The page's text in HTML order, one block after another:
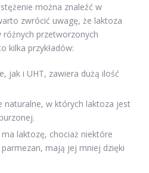
można znaleźć w
zwrócić uwagę, że laktoza
przetworzonych
kilka przykładów:
jak i UHT, zawiera dużą ilość
naturalne, w których laktoza jest
laktozę, chociaż niektóre
mają jej mniej dzięki